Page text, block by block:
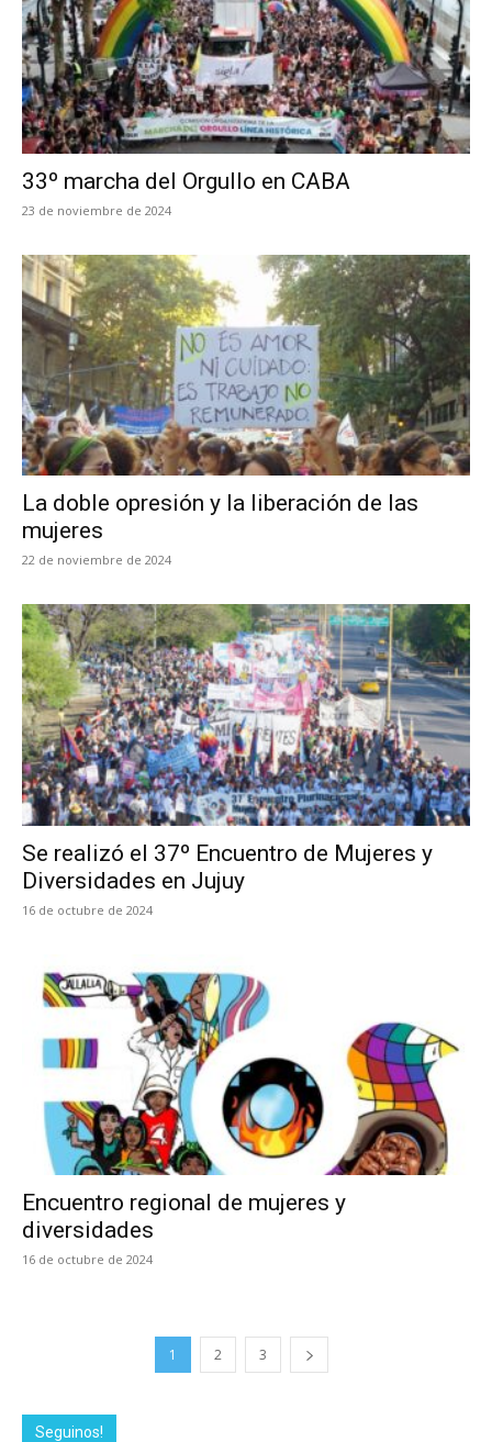
33º marcha del Orgullo en CABA
23 de noviembre de 2024
La doble opresión y la liberación de las
mujeres
22 de noviembre de 2024
Se realizó el 37º Encuentro de Mujeres y
Diversidades en Jujuy
16 de octubre de 2024
Encuentro regional de mujeres y
diversidades
16 de octubre de 2024
1 2 3
Seguinos!